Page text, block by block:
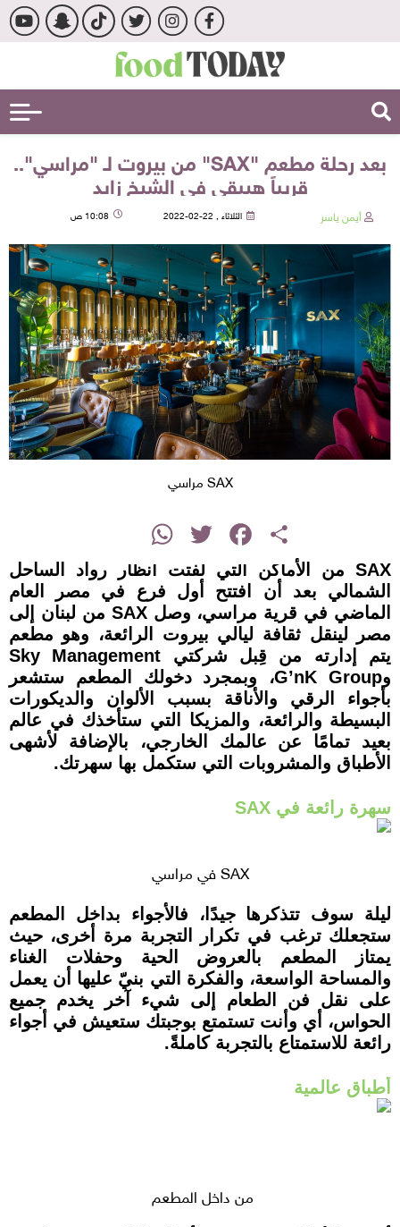
بعد رحلة مطعم "SAX" من بيروت لـ "مراسي"..
قريباً هيبقى في الشيخ زايد
أيمن ياسر الثلاثاء , 22-02-2022 10:08 ص
SAX مراسي
Share
Facebook
Twitter
WhatsApp
SAX من الأماكن التي لفتت أنظار رواد الساحل
الشمالي بعد أن افتتح أول فرع في مصر العام
الماضي في قرية مراسي، وصل SAX من لبنان إلى
مصر لينقل ثقافة ليالي بيروت الرائعة، وهو مطعم
يتم إدارته من قِبل شركتي Sky Management
وG’nK Group، وبمجرد دخولك المطعم ستشعر
بأجواء الرقي والأناقة بسبب الألوان والديكورات
البسيطة والرائعة، والمزيكا التي ستأخذك في عالم
بعيد تمامًا عن عالمك الخارجي، بالإضافة لأشهى
الأطباق والمشروبات التي ستكمل بها سهرتك.
سهرة رائعة في SAX
SAX في مراسي
ليلة سوف تتذكرها جيدًا، فالأجواء بداخل المطعم
ستجعلك ترغب في تكرار التجربة مرة أخرى، حيث
يمتاز المطعم بالعروض الحية وحفلات الغناء
والمساحة الواسعة، والفكرة التي بنيّ عليها أن يعمل
على نقل فن الطعام إلى شيء آخر يخدم جميع
الحواس، أي وأنت تستمتع بوجبتك ستعيش في أجواء
رائعة للاستمتاع بالتجربة كاملةً.
أطباق عالمية
من داخل المطعم